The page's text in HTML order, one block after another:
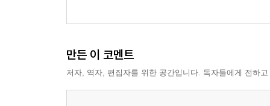
만든 이 코멘트
저자, 역자, 편집자를 위한 공간입니다. 독자들에게 전하